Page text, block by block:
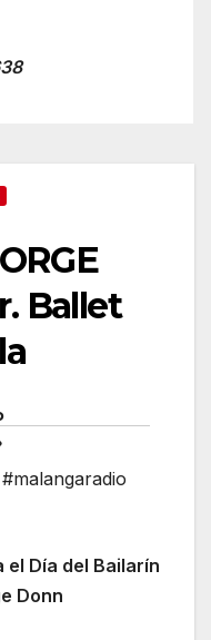
Ballet
Día del Bailarín
Donn